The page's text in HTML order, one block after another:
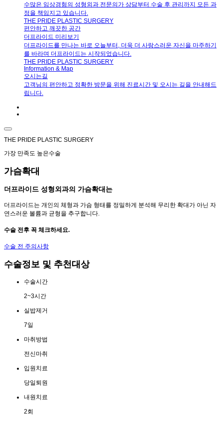
수많은 임상경험의 성형외과 전문의가 상담부터 수술 후 관리까지 모든 과
정을 책임지고 있습니다.
THE PRIDE PLASTIC SURGERY
편안하고 깨끗한 공간
더프라이드 미리보기
더프라이드를 만나는 바로 오늘부터, 더욱 더 사랑스러운 자신을 마주하기
를 바라며 더프라이드는 시작되었습니다.
THE PRIDE PLASTIC SURGERY
Information & Map
오시는길
고객님의 편안하고 정확한 방문을 위해 진료시간 및 오시는 길을 안내해드
립니다.
THE PRIDE PLASTIC SURGERY
가장 만족도 높은수술
가슴확대
더프라이드 성형외과의 가슴확대는
더프라이드는 개인의 체형과 가슴 형태를 정밀하게 분석해 무리한 확대가 아닌 자
연스러운 볼륨과 균형을 추구합니다.
수술 전후 꼭 체크하세요.
수술 전 주의사항
수술정보 및 추천대상
수술시간
2~3시간
실밥제거
7일
마취방법
전신마취
입원치료
당일퇴원
내원치료
2회